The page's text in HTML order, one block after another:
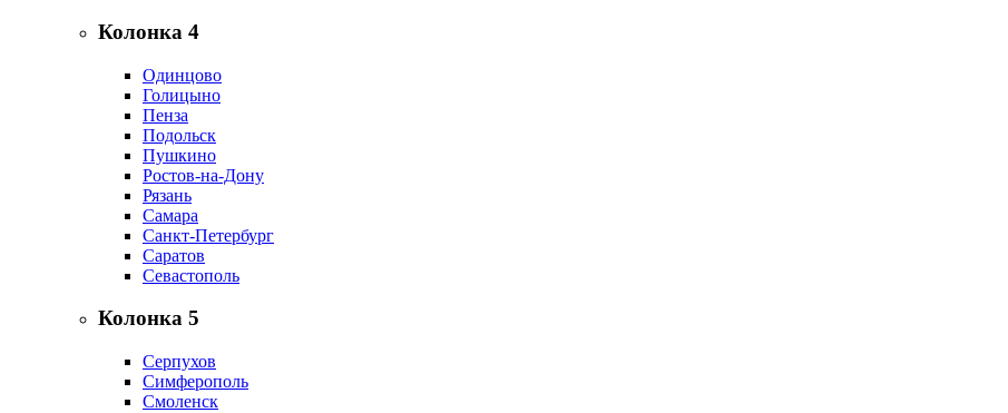
Колонка 4
Одинцово
Голицыно
Пенза
Подольск
Пушкино
Ростов-на-Дону
Рязань
Самара
Санкт-Петербург
Саратов
Севастополь
Колонка 5
Серпухов
Симферополь
Смоленск